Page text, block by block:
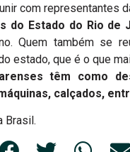
com representantes
do Estado do Rio de
Quem também se
estado, que é o que
têm como
calçados,
Brasil.